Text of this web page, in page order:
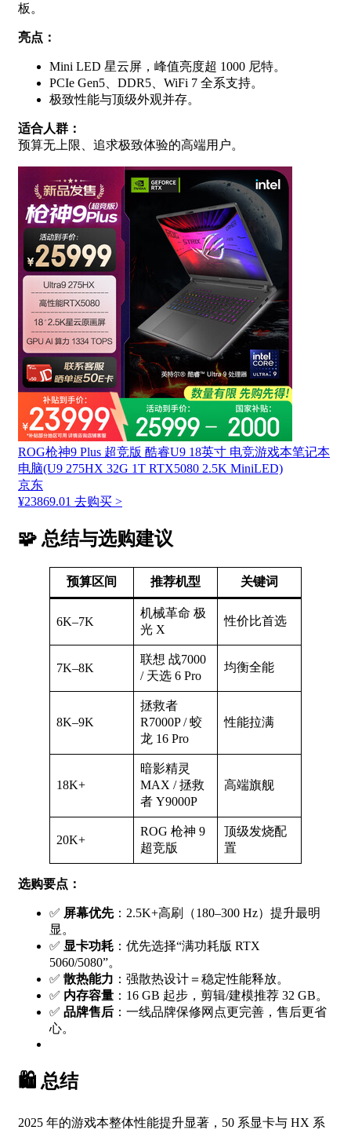
板。
亮点：
Mini LED 星云屏，峰值亮度超 1000 尼特。
PCIe Gen5、DDR5、WiFi 7 全系支持。
极致性能与顶级外观并存。
适合人群：
预算无上限、追求极致体验的高端用户。
ROG枪神9 Plus 超竞版 酷睿U9 18英寸 电竞游戏本笔记本
电脑(U9 275HX 32G 1T RTX5080 2.5K MiniLED)
京东
¥23869.01 去购买 >
🧩 总结与选购建议
预算区间 推荐机型 关键词
6K–7K
机械革命 极
光 X
性价比首选
7K–8K
联想 战7000
/ 天选 6 Pro
均衡全能
8K–9K
拯救者
R7000P / 蛟
龙 16 Pro
性能拉满
18K+
暗影精灵
MAX / 拯救
者 Y9000P
高端旗舰
20K+
ROG 枪神 9
超竞版
顶级发烧配
置
选购要点：
✅ 屏幕优先：2.5K+高刷（180–300 Hz）提升最明
显。
✅ 显卡功耗 ：优先选择“满功耗版 RTX
5060/5080”。
✅ 散热能力 ：强散热设计＝稳定性能释放。
✅ 内存容量 ：16 GB 起步，剪辑/建模推荐 32 GB。
✅ 品牌售后 ：一线品牌保修网点更完善，售后更省
心。
🛍️ 总结
2025 年的游戏本整体性能提升显著，50 系显卡与 HX 系